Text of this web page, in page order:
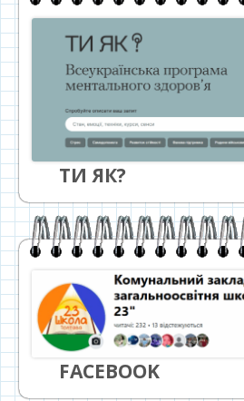
ТИ ЯК?
FACEBOOK